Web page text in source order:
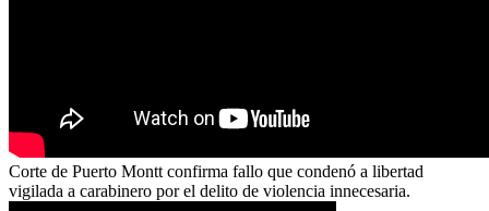
Corte de Puerto Montt confirma fallo que condenó a libertad
vigilada a carabinero por el delito de violencia innecesaria.